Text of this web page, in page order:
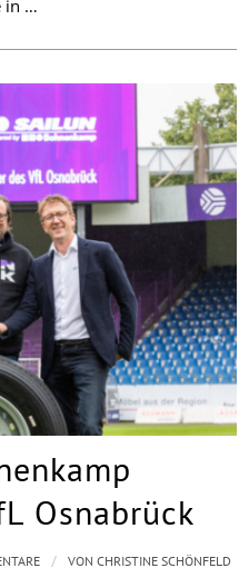
in …
Osnabrück
/ VONCHRISTINE SCHÖNFELD